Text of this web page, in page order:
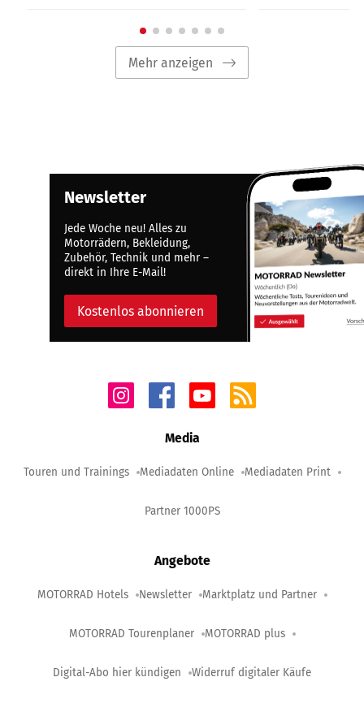
Mehr anzeigen
Newsletter
Jede Woche neu! Alles zu
Motorrädern, Bekleidung,
Zubehör, Technik und mehr –
direkt in Ihre E-Mail!
Kostenlos abonnieren
Media
Touren und Trainings Mediadaten Online Mediadaten Print
Partner 1000PS
Angebote
MOTORRAD Hotels Newsletter Marktplatz und Partner
MOTORRAD Tourenplaner MOTORRAD plus
Digital-Abo hier kündigen Widerruf digitaler Käufe